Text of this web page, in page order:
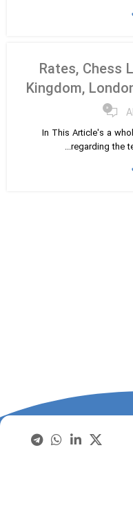
Rates, Chess
Kingdom,
۰
In This Article's a
regarding the